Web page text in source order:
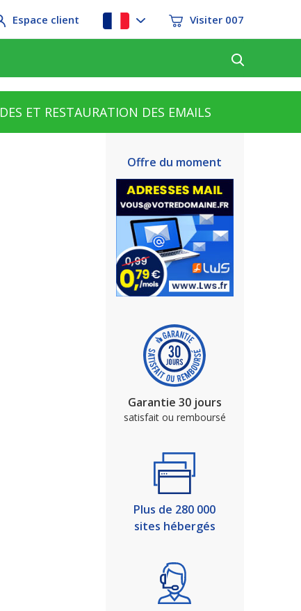
Espace client Visiter 007
ET RESTAURATION DES EMAILS
Offre du moment
Garantie 30 jours
satisfait ou remboursé
Plus de 280 000
sites hébergés